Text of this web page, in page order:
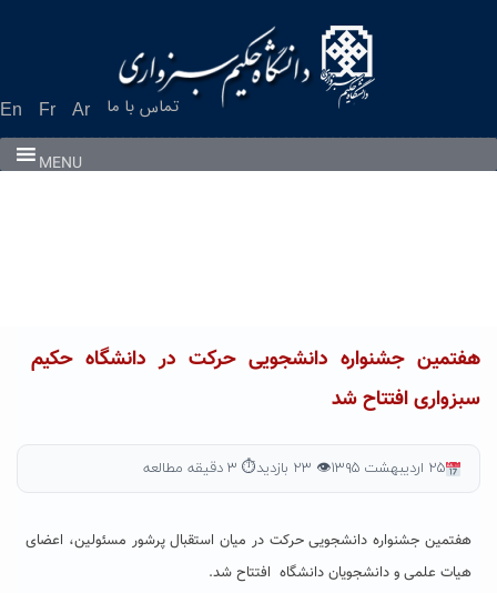
En Fr Ar تماس با ما
MENU
هفتمین جشنواره دانشجویی حرکت در دانشگاه حکیم
سبزواری افتتاح شد
۲۵ اردیبهشت ۱۳۹۵ 👁 ۲۳ بازدید ⏱ ۳ دقیقه مطالعه
هفتمین جشنواره دانشجویی حرکت در میان استقبال پرشور مسئولین، اعضای
هیات علمی و دانشجویان دانشگاه افتتاح شد.